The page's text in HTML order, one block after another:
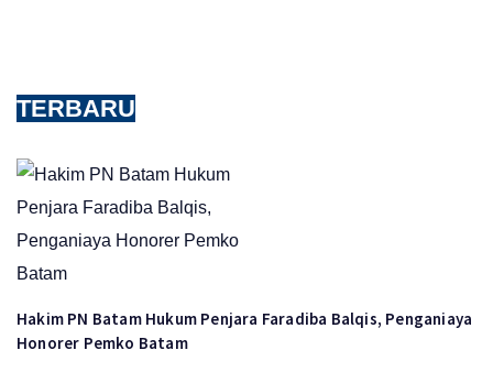
TERBARU
Hakim PN Batam Hukum Penjara Faradiba Balqis, Penganiaya
Honorer Pemko Batam